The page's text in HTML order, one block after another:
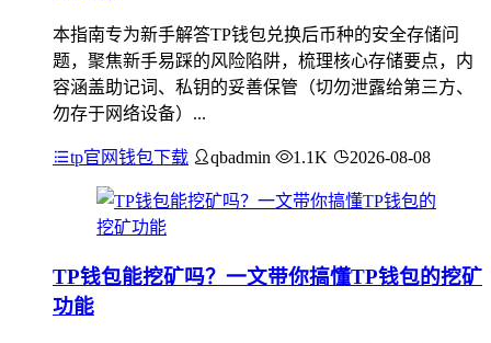
本指南专为新手解答TP钱包兑换后币种的安全存储问
题，聚焦新手易踩的风险陷阱，梳理核心存储要点，内
容涵盖助记词、私钥的妥善保管（切勿泄露给第三方、
勿存于网络设备）...
tp官网钱包下载 qbadmin 1.1K 2026-08-08
TP钱包能挖矿吗？一文带你搞懂TP钱包的挖矿
功能